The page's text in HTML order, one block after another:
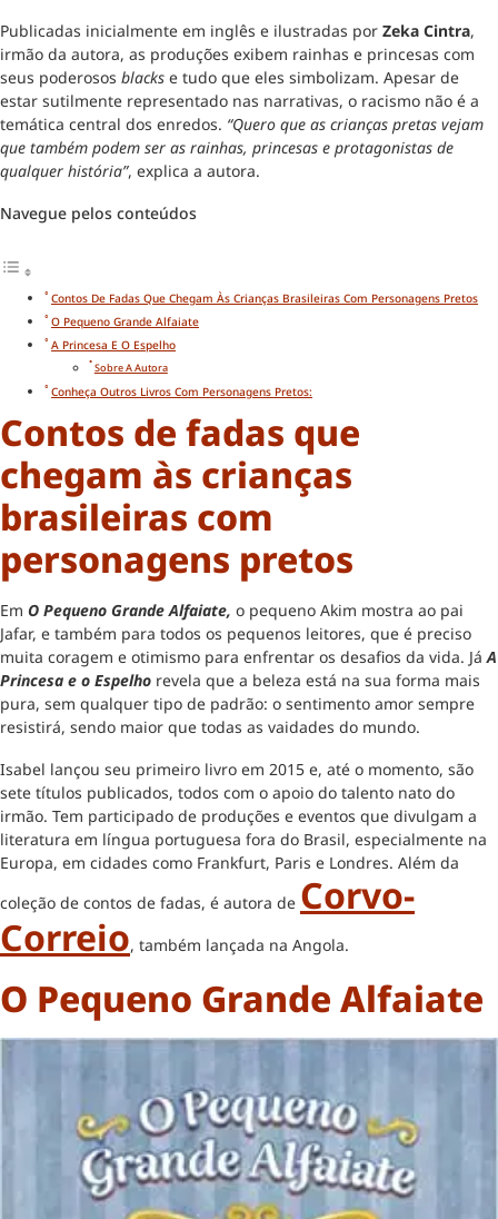
Publicadas inicialmente em inglês e ilustradas por Zeka Cintra,
irmão da autora, as produções exibem rainhas e princesas com
seus poderosos blacks e tudo que eles simbolizam. Apesar de
estar sutilmente representado nas narrativas, o racismo não é a
temática central dos enredos. “Quero que as crianças pretas vejam
que também podem ser as rainhas, princesas e protagonistas de
qualquer história”, explica a autora.
Navegue pelos conteúdos
Contos De Fadas Que Chegam Às Crianças Brasileiras Com Personagens Pretos
O Pequeno Grande Alfaiate
A Princesa E O Espelho
Sobre A Autora
Conheça Outros Livros Com Personagens Pretos:
Contos de fadas que
chegam às crianças
brasileiras com
personagens pretos
Em O Pequeno Grande Alfaiate, o pequeno Akim mostra ao pai
Jafar, e também para todos os pequenos leitores, que é preciso
muita coragem e otimismo para enfrentar os desafios da vida. Já A
Princesa e o Espelho revela que a beleza está na sua forma mais
pura, sem qualquer tipo de padrão: o sentimento amor sempre
resistirá, sendo maior que todas as vaidades do mundo.
Isabel lançou seu primeiro livro em 2015 e, até o momento, são
sete títulos publicados, todos com o apoio do talento nato do
irmão. Tem participado de produções e eventos que divulgam a
literatura em língua portuguesa fora do Brasil, especialmente na
Europa, em cidades como Frankfurt, Paris e Londres. Além da
coleção de contos de fadas, é autora de Corvo-
Correio, também lançada na Angola.
O Pequeno Grande Alfaiate